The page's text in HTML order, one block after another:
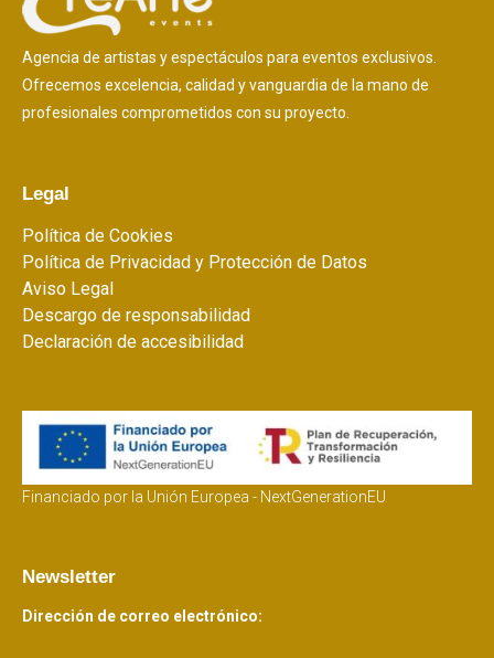
Agencia de artistas y espectáculos para eventos exclusivos.
Ofrecemos excelencia, calidad y vanguardia de la mano de
profesionales comprometidos con su proyecto.
Legal
Política de Cookies
Política de Privacidad y Protección de Datos
Aviso Legal
Descargo de responsabilidad
Declaración de accesibilidad
Financiado por la Unión Europea - NextGenerationEU
Newsletter
Dirección de correo electrónico: